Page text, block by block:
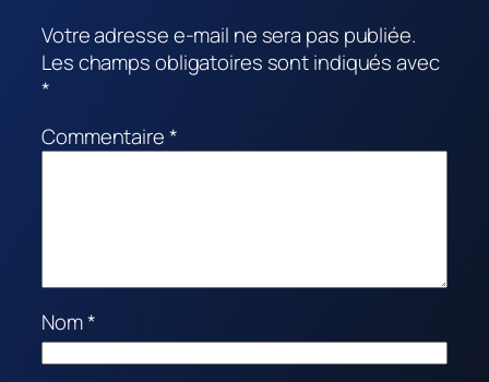
Votre adresse e-mail ne sera pas publiée.
Les champs obligatoires sont indiqués avec
*
Commentaire*
Nom*